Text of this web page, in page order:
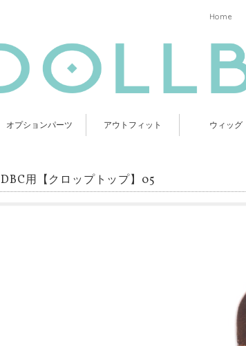
Home
オプションパーツ アウトフィット ウィッグ
DBC用【クロップトップ】05